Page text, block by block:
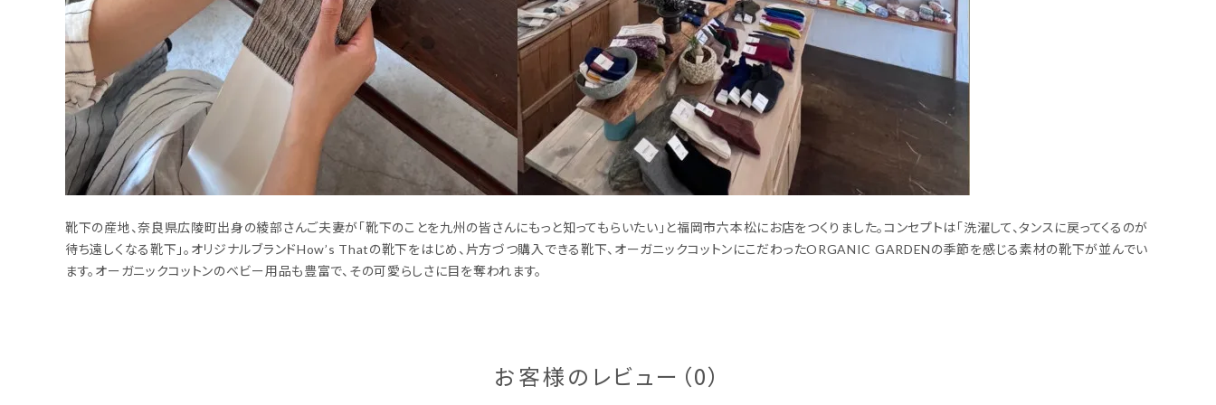
靴下の産地、奈良県広陵町出身の綾部さんご夫妻が「靴下のことを九州の皆さんにもっと知ってもらいたい」と福岡市六本松にお店をつくりました。コンセプトは「洗濯して、タンスに戻ってくるのが
待ち遠しくなる靴下」。オリジナルブランドHow’s Thatの靴下をはじめ、片方づつ購入できる靴下、オーガニックコットンにこだわったORGANIC GARDENの季節を感じる素材の靴下が並んでい
ます。オーガニックコットンのベビー用品も豊富で、その可愛らしさに目を奪われます。
お客様のレビュー（0）